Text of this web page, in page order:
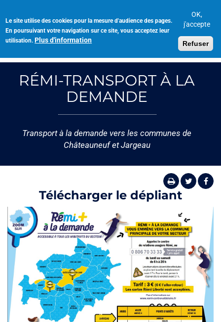
Le site utilise des cookies pour la mesure d'audience des pages.
En poursuivant votre navigation sur ce site, vous acceptez leur
utilisation. Plus d'information
OK,
j'accepte
Refuser
contenu
principal
RÉMI-TRANSPORT À LA
DEMANDE
Transport à la demande vers les communes de
Châteauneuf et Jargeau
Télécharger le dépliant